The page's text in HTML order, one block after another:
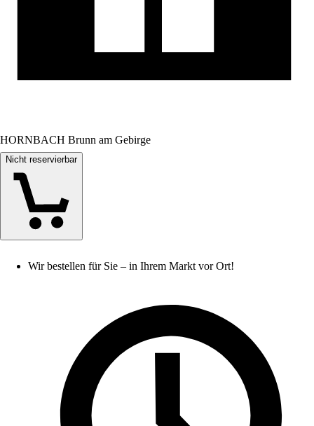
HORNBACH Brunn am Gebirge
Nicht reservierbar
Wir bestellen für Sie – in Ihrem Markt vor Ort!